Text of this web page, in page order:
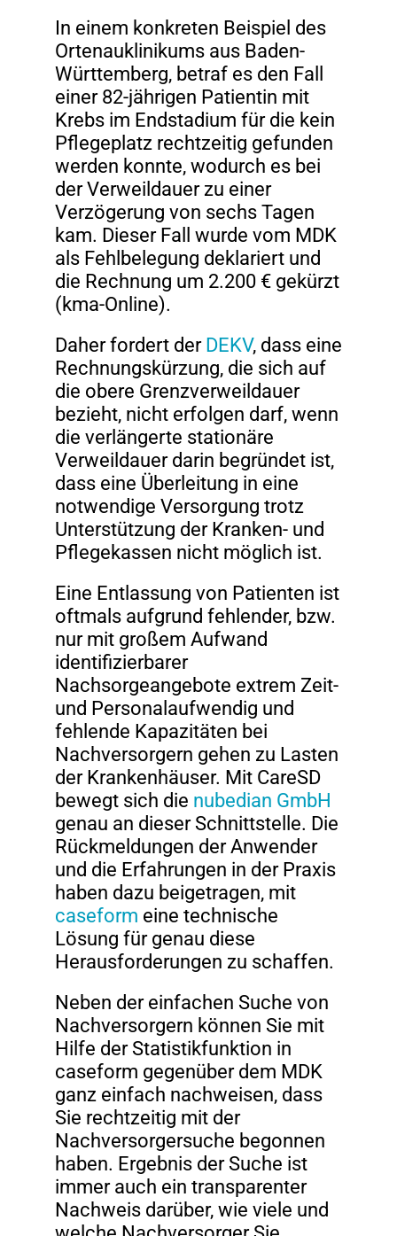
In einem konkreten Beispiel des
Ortenauklinikums aus Baden-
Württemberg, betraf es den Fall
einer 82-jährigen Patientin mit
Krebs im Endstadium für die kein
Pflegeplatz rechtzeitig gefunden
werden konnte, wodurch es bei
der Verweildauer zu einer
Verzögerung von sechs Tagen
kam. Dieser Fall wurde vom MDK
als Fehlbelegung deklariert und
die Rechnung um 2.200 € gekürzt
(kma-Online).
Daher fordert der DEKV, dass eine
Rechnungskürzung, die sich auf
die obere Grenzverweildauer
bezieht, nicht erfolgen darf, wenn
die verlängerte stationäre
Verweildauer darin begründet ist,
dass eine Überleitung in eine
notwendige Versorgung trotz
Unterstützung der Kranken- und
Pflegekassen nicht möglich ist.
Eine Entlassung von Patienten ist
oftmals aufgrund fehlender, bzw.
nur mit großem Aufwand
identifizierbarer
Nachsorgeangebote extrem Zeit-
und Personalaufwendig und
fehlende Kapazitäten bei
Nachversorgern gehen zu Lasten
der Krankenhäuser. Mit CareSD
bewegt sich die nubedian GmbH
genau an dieser Schnittstelle. Die
Rückmeldungen der Anwender
und die Erfahrungen in der Praxis
haben dazu beigetragen, mit
caseform eine technische
Lösung für genau diese
Herausforderungen zu schaffen.
Neben der einfachen Suche von
Nachversorgern können Sie mit
Hilfe der Statistikfunktion in
caseform gegenüber dem MDK
ganz einfach nachweisen, dass
Sie rechtzeitig mit der
Nachversorgersuche begonnen
haben. Ergebnis der Suche ist
immer auch ein transparenter
Nachweis darüber, wie viele und